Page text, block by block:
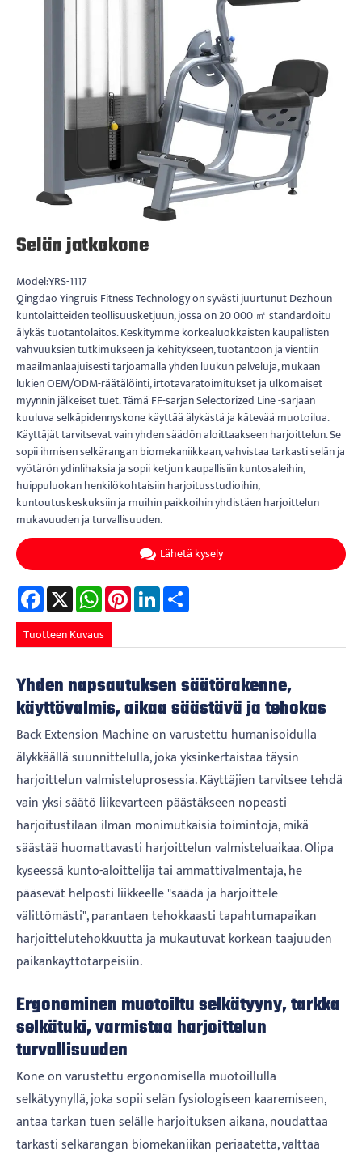
Selän jatkokone
Model:YRS-1117
Qingdao Yingruis Fitness Technology on syvästi juurtunut Dezhoun
kuntolaitteiden teollisuusketjuun, jossa on 20 000 ㎡ standardoitu
älykäs tuotantolaitos. Keskitymme korkealuokkaisten kaupallisten
vahvuuksien tutkimukseen ja kehitykseen, tuotantoon ja vientiin
maailmanlaajuisesti tarjoamalla yhden luukun palveluja, mukaan
lukien OEM/ODM-räätälöinti, irtotavaratoimitukset ja ulkomaiset
myynnin jälkeiset tuet. Tämä FF-sarjan Selectorized Line -sarjaan
kuuluva selkäpidennyskone käyttää älykästä ja kätevää muotoilua.
Käyttäjät tarvitsevat vain yhden säädön aloittaakseen harjoittelun. Se
sopii ihmisen selkärangan biomekaniikkaan, vahvistaa tarkasti selän ja
vyötärön ydinlihaksia ja sopii ketjun kaupallisiin kuntosaleihin,
huippuluokan henkilökohtaisiin harjoitusstudioihin,
kuntoutuskeskuksiin ja muihin paikkoihin yhdistäen harjoittelun
mukavuuden ja turvallisuuden.
Lähetä kysely
Facebook
X WhatsAppPinterestLinkedIn
Tuotteen Kuvaus
Yhden napsautuksen säätörakenne,
käyttövalmis, aikaa säästävä ja tehokas
Back Extension Machine on varustettu humanisoidulla
älykkäällä suunnittelulla, joka yksinkertaistaa täysin
harjoittelun valmisteluprosessia. Käyttäjien tarvitsee tehdä
vain yksi säätö liikevarteen päästäkseen nopeasti
harjoitustilaan ilman monimutkaisia ​​toimintoja, mikä
säästää huomattavasti harjoittelun valmisteluaikaa. Olipa
kyseessä kunto-aloittelija tai ammattivalmentaja, he
pääsevät helposti liikkeelle "säädä ja harjoittele
välittömästi", parantaen tehokkaasti tapahtumapaikan
harjoittelutehokkuutta ja mukautuvat korkean taajuuden
paikankäyttötarpeisiin.
Ergonominen muotoiltu selkätyyny, tarkka
selkätuki, varmistaa harjoittelun
turvallisuuden
Kone on varustettu ergonomisella muotoillulla
selkätyynyllä, joka sopii selän fysiologiseen kaaremiseen,
antaa tarkan tuen selälle harjoituksen aikana, noudattaa
tarkasti selkärangan biomekaniikan periaatetta, välttää